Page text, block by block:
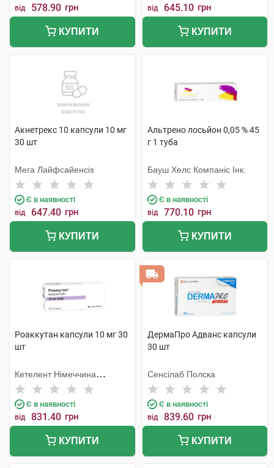
від 578.90 грн
КУПИТИ
від 645.10 грн
КУПИТИ
Акнетрекс 10 капсули 10 мг
30 шт
Мега Лайфсайенсіз
Є в наявності
від 647.40 грн
КУПИТИ
Альтрено лосьйон 0,05 % 45
г 1 туба
Бауш Хелс Компаніс Інк.
Є в наявності
від 770.10 грн
КУПИТИ
Роаккутан капсули 10 мг 30
шт
Кетелент Німеччина
Ебербах
Є в наявності
від 831.40 грн
КУПИТИ
ДермаПро Адванс капсули
30 шт
Сенсілаб Полска
Є в наявності
від 839.60 грн
КУПИТИ